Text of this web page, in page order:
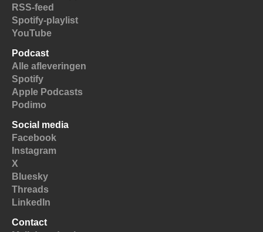
RSS-feed
Spotify-playlist
YouTube
Podcast
Alle afleveringen
Spotify
Apple Podcasts
Podimo
Social media
Facebook
Instagram
X
Bluesky
Threads
LinkedIn
Contact